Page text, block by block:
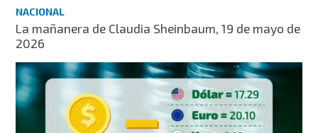
NACIONAL
La mañanera de Claudia Sheinbaum, 19 de mayo de
2026